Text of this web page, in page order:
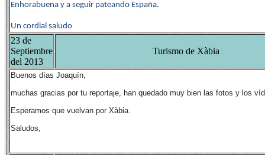
Enhorabuena y a seguir pateando España.
Un cordial saludo
23 de
Septiembre
del 2013
Turismo de Xàbia
Buenos días Joaquín,
muchas gracias por tu reportaje, han quedado muy bien las fotos y los
Esperamos que vuelvan por Xàbia.
Saludos,